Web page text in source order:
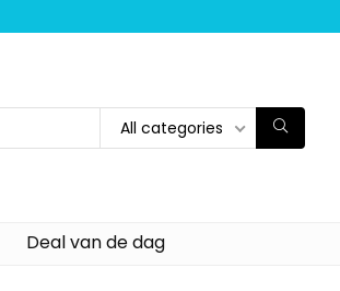
All categories
Deal van de dag